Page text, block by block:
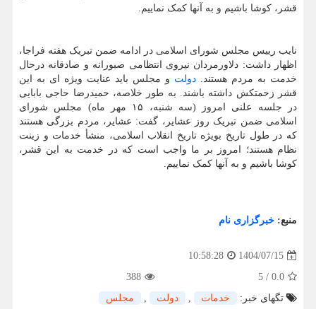
قشر، کوشا باشیم و به آنها کمک نماییم.
نایب رییس مجلس شورای اسلامی در ادامه ضمن تبریک هفته فراجا،
اظهار داشت: دلاورمردان نیروی انتظامی صبورانه و صادقانه درحال
خدمت به مردم هستند. دولت و مجلس باید عنایت ویژه ای به این
قشر زحمتکش داشته باشند. به طور خلاصه، حمیدرضا حاجی بابایی
در جلسه علنی امروز (سه شنبه، ۱۵ مهر ماه) مجلس شورای
اسلامی ضمن تبریک روز عشایر، گفت: عشایر، مردم بزرگی هستند
که در طول تاریخ بویژه تاریخ انقلاب اسلامی، منشأ خدمات و زینت
نظام هستند؛ امروز بر ما واجب است که در خدمت به این قشر،
کوشا باشیم و به آنها کمک نماییم.
منبع: خبرگزاری نام
1404/07/15
10:58:28
0.0
/
5
388
تگهای خبر:
خدمات , دولت , مجلس